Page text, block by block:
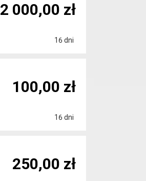
16 dni
2 000,00 zł
16 dni
100,00 zł
250,00 zł